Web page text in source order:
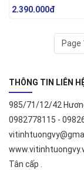
2.390.000đ
Page
THÔNG TIN LIÊN
985/71/12/42
0982778115 -
Tân cấp .